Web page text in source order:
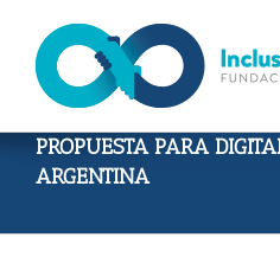
content
PROPUESTA PARA
ARGENTINA